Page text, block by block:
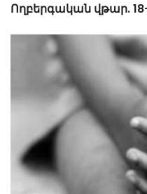
Ողբերգական վթար.